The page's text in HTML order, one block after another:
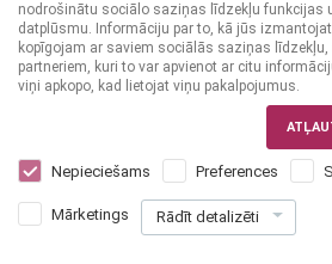
nodrošinātu sociālo saziņas līdzekļu funkcijas
datplūsmu. Informāciju par to, kā jūs
kopīgojam ar saviem sociālās saziņas
partneriem, kuri to var apvienot ar citu
viņi apkopo, kad lietojat viņu pakalpojumus.
Nepieciešams Preferences
Mārketings Rādīt detalizēti
Fuchs Chardonnay 0,75 L
729 €